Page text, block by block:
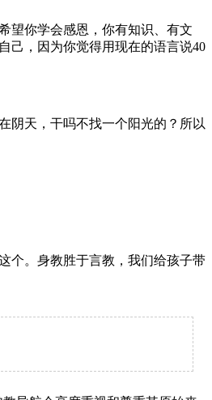
望你学会感恩，你有知识、有文
己，因为你觉得用现在的语言说40
阴天，干吗不找一个阳光的？所以
个。身教胜于言教，我们给孩子带